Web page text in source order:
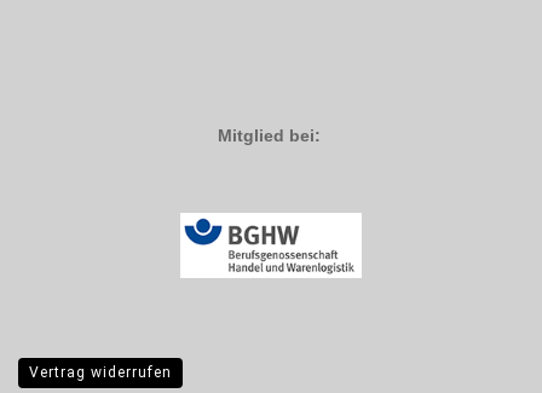
Mitglied bei:
Vertrag widerrufen